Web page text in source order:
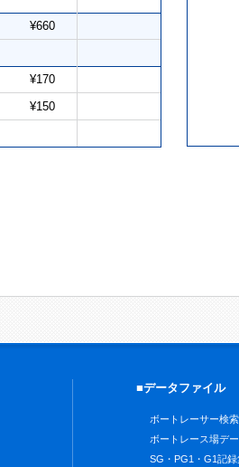
¥660
¥170
¥150
■データファイル
ボートレーサー検索
ボートレース場デー
SG・PG1・G1記録